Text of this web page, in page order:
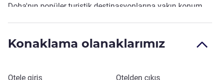
Doha'nın popüler turistik destinasyonlarına yakın konum.
olacaktır. *10 Ağustos 2026'dan itibaren otelin cephesinde
Konaklama olanaklarımız
Otele giriş Otelden çıkış